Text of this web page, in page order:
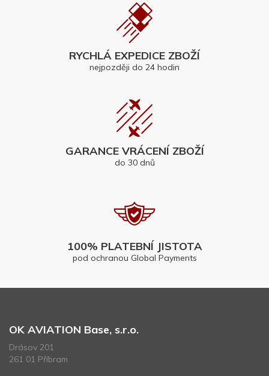
RYCHLÁ EXPEDICE ZBOŽÍ
nejpozději do 24 hodin
GARANCE VRÁCENÍ ZBOŽÍ
do 30 dnů
100% PLATEBNÍ JISTOTA
pod ochranou Global Payments
OK AVIATION Base, s.r.o.
Drásov 201
261 01 Příbram